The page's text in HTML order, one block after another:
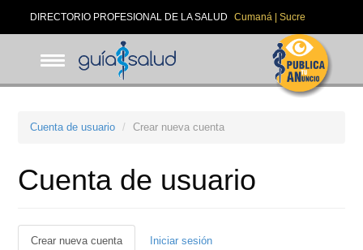
DIRECTORIO PROFESIONAL DE LA SALUD Cumaná | Sucre
Cuenta de usuario Crear nueva cuenta
Cuenta de usuario
Solapas
Crear nueva cuenta(solapaIniciar sesión